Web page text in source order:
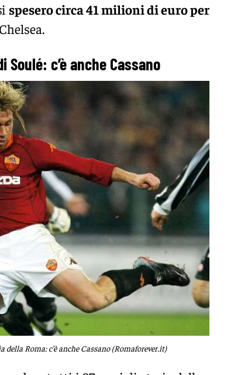
spesero circa 41 milioni di euro per
c’è anche Cassano
Roma: c’è anche Cassano (Romaforever.it)